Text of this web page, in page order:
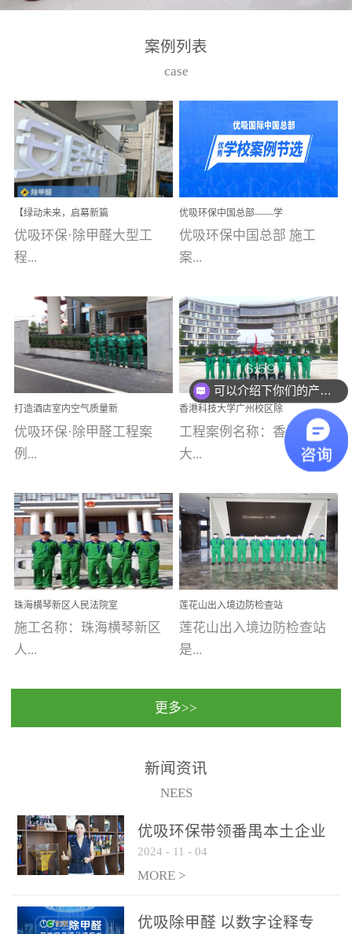
高技能的团队。汇聚了众
取得了多项产品技术专利
和多项国家版权局著作
权，获得高新技术企业称
号。生产优势自主生产自
给自足，优吸公司于2015
在广州番禺区成功建立产
品线生产基地，工厂拥有
自动化生产设备和成熟的
选择源头源材料、严控产
品质量，我们每一批的生
产产品都经过严格的质检
程序；生产车间为优吸总
部和全国分支机构生产光
触媒、净醛王、祛味剂等
优吸系列产品，保质保量
完成生产任务，确保全国
求。资质优势团队优势分
支优势优吸环保是一棵正
茁壮成长的树，只要我们
人人都爱护她、珍惜她、
她将越来越枝繁叶茂，终
将会成为一棵参天大树！
优吸环保截止2020年拥有
全国600家网点分支机构。
案例列表
case
【绿动未来，启幕新篇
章】优吸环保中标深圳安
居乐寓，超大型工装室内
空气治理项目顺利启航，
优吸环保·除甲醛大型工
程...
案例【深圳安居乐寓】室
内空气治理项目深圳安居
乐寓 深圳市安居乐寓
为深圳安居集团旗下城...
优吸环保中国总部——学
校施工案例(节选)
优吸环保中国总部 施工
案...
例(学校工装节选)广州南沙
小学(珠江湾校区)项目地
址：广州市南沙区海滨路
南沙珠江湾江门市蓬江区
禾...
打造酒店室内空气质量新
标杆——优吸环保·标杆之
作：东莞美豪雅致酒店室
内空气治理工程纪实
优吸环保·除甲醛工程案
例...
【东莞美豪雅致酒店】室
内空气治理项目东莞美豪
雅致酒店 东莞美豪雅
致酒店是为中高端人士...
香港科技大学广州校区除
甲醛项目圆满完成
工程案例名称：香港科技
大...
学广州校区室内空气治
理 工程案例地址：广
州南沙区·香港科技大学(广
州)校区 工程案...
珠海横琴新区人民法院室
内除甲醛空气治理项目
施工名称：珠海横琴新区
人...
民法院室内除甲醛空气治
保施工日期：2020年1月珠
莲花山出入境边防检查站
室内除甲醛空气治理项目
莲花山出入境边防检查站
是...
国家通过设在对外开放口
（及各出入境边防检查
更多>>
新闻资讯
NEES
优吸环保带领番禺本​土企业
勇敢破局向“新”
2024 - 11 - 04
MORE >
优吸除甲醛 以数字诠释专
可以介绍下你们的产品么